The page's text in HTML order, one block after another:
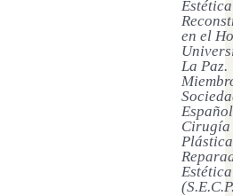
en el
La Paz.
Cirugía
Estética